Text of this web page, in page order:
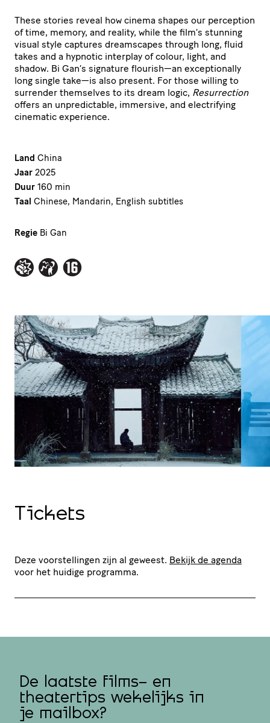
These stories reveal how cinema shapes our perception
of time, memory, and reality, while the film’s stunning
visual style captures dreamscapes through long, fluid
takes and a hypnotic interplay of colour, light, and
shadow. Bi Gan’s signature flourish—an exceptionally
long single take—is also present. For those willing to
surrender themselves to its dream logic, Resurrection
offers an unpredictable, immersive, and electrifying
cinematic experience.
Land China
Jaar 2025
Duur 160 min
Taal Chinese, Mandarin, English subtitles
Regie Bi Gan
Tickets
Deze voorstellingen zijn al geweest. Bekijk de agenda
voor het huidige programma.
De laatste films- en
theatertips wekelijks in
je mailbox?